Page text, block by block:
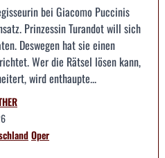
bei Giacomo Puccinis
Prinzessin Turandot will sich
Deswegen hat sie einen
Wer die Rätsel lösen kann,
wird enthaupte...
Oper